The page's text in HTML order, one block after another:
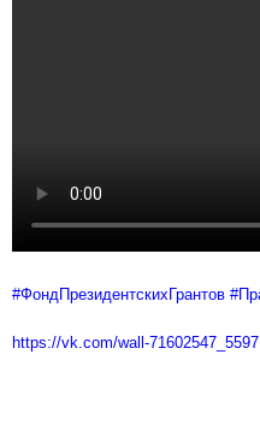
#ФондПрезидентскихГрантов
https://vk.com/wall-71602547_5597